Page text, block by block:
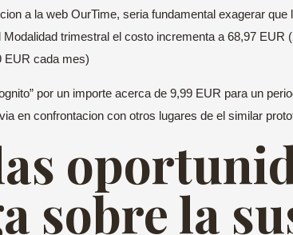
a la web OurTime, seri­a fundamental exagerar
trimestral el costo incrementa a 68,97
EUR cada mes)
por un importe acerca de 9,99 EUR para un
en confrontacion con otros lugares de el similar
sobre la